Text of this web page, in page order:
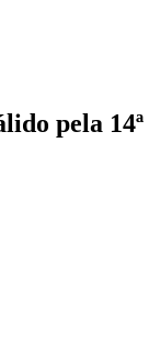
pela